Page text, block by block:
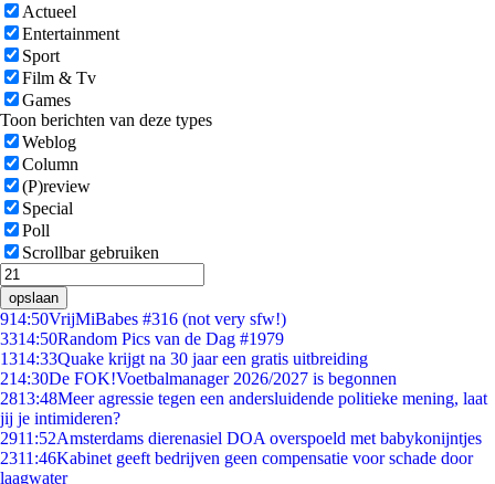
Actueel
Entertainment
Sport
Film & Tv
Games
Toon berichten van deze types
Weblog
Column
(P)review
Special
Poll
Scrollbar gebruiken
opslaan
914:50VrijMiBabes #316 (not very sfw!)
3314:50Random Pics van de Dag #1979
1314:33Quake krijgt na 30 jaar een gratis uitbreiding
214:30De FOK!Voetbalmanager 2026/2027 is begonnen
2813:48Meer agressie tegen een andersluidende politieke mening, laat
jij je intimideren?
2911:52Amsterdams dierenasiel DOA overspoeld met babykonijntjes
2311:46Kabinet geeft bedrijven geen compensatie voor schade door
laagwater